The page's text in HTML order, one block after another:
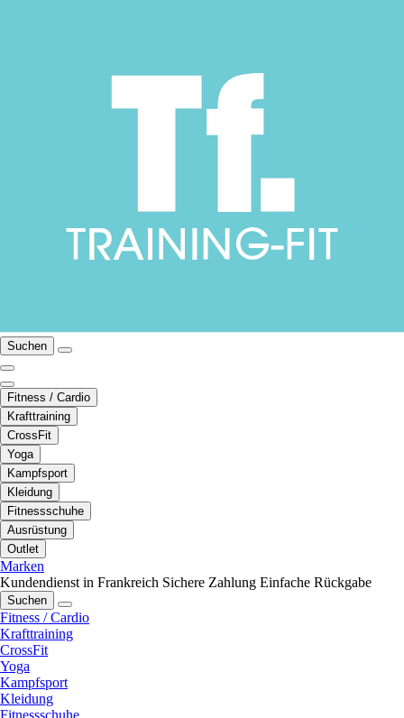
Suchen
Fitness / Cardio
Krafttraining
CrossFit
Yoga
Kampfsport
Kleidung
Fitnessschuhe
Ausrüstung
Outlet
Marken
Kundendienst in Frankreich Sichere Zahlung Einfache Rückgabe
Suchen
Fitness / Cardio
Krafttraining
CrossFit
Yoga
Kampfsport
Kleidung